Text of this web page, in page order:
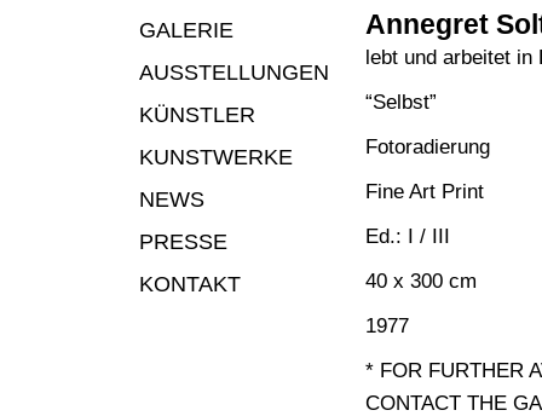
GALERIE
AUSSTELLUNGEN
KÜNSTLER
KUNSTWERKE
NEWS
PRESSE
KONTAKT
Annegret
lebt und arbeitet in
“Selbst”
Fotoradierung
Fine Art Print
Ed.: I / III
40 x 300 cm
1977
* FOR FURTHER
CONTACT THE